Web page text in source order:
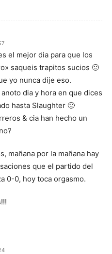
el mejor dia para que los
saqueis trapitos sucios 🙂
yo nunca dije eso.
dia y hora en que dices
hasta Slaughter 🙂
& cia han hecho un
mañana por la mañana hay
que el partido del
0-0, hoy toca orgasmo.